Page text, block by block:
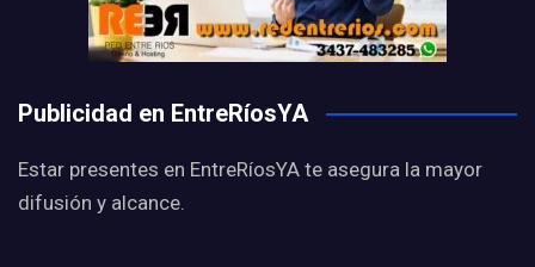
Publicidad en EntreRíosYA
Estar presentes en EntreRíosYA te asegura la mayor
difusión y alcance.